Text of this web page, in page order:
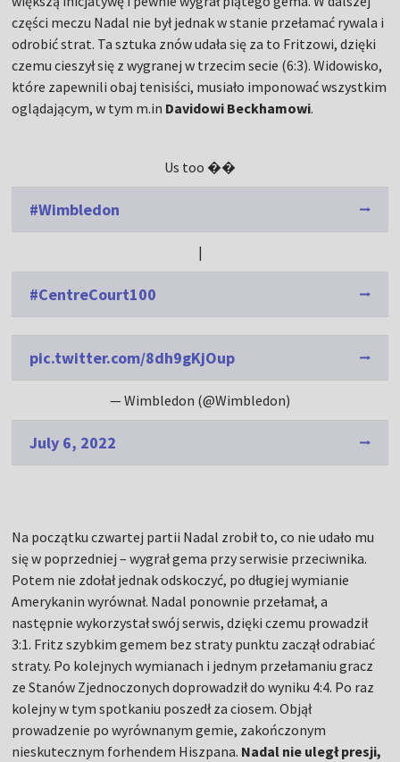
części meczu Nadal nie był jednak w stanie przełamać rywala i
odrobić strat. Ta sztuka znów udała się za to Fritzowi, dzięki
czemu cieszył się z wygranej w trzecim secie (6:3). Widowisko,
które zapewnili obaj tenisiści, musiało imponować wszystkim
oglądającym, w tym m.in Davidowi Beckhamowi.
Us too ​��​
#Wimbledon
|
#CentreCourt100
pic.twitter.com/8dh9gKjOup
— Wimbledon (@Wimbledon)
July 6, 2022
Na początku czwartej partii Nadal zrobił to, co nie udało mu
się w poprzedniej – wygrał gema przy serwisie przeciwnika.
Potem nie zdołał jednak odskoczyć, po długiej wymianie
Amerykanin wyrównał. Nadal ponownie przełamał, a
następnie wykorzystał swój serwis, dzięki czemu prowadził
3:1. Fritz szybkim gemem bez straty punktu zaczął odrabiać
straty. Po kolejnych wymianach i jednym przełamaniu gracz
ze Stanów Zjednoczonych doprowadził do wyniku 4:4. Po raz
kolejny w tym spotkaniu poszedł za ciosem. Objął
prowadzenie po wyrównanym gemie, zakończonym
nieskutecznym forhendem Hiszpana. Nadal nie uległ presji,